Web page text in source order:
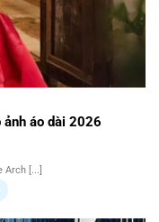
áo dài 2026
Arch [...]